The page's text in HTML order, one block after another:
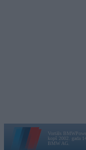
Vortāls
kopš 2002. gada
BMW AG.